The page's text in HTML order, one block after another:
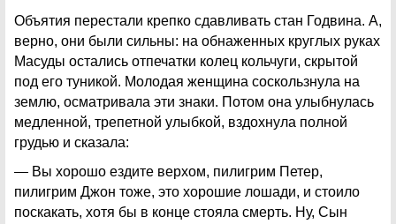
Объятия перестали крепко сдавливать стан Годвина. А,
верно, они были сильны: на обнаженных круглых руках
Масуды остались отпечатки колец кольчуги, скрытой
под его туникой. Молодая женщина соскользнула на
землю, осматривала эти знаки. Потом она улыбнулась
медленной, трепетной улыбкой, вздохнула полной
грудью и сказала:
— Вы хорошо ездите верхом, пилигрим Петер,
пилигрим Джон тоже, это хорошие лошади, и стоило
поскакать, хотя бы в конце стояла смерть. Ну, Сын